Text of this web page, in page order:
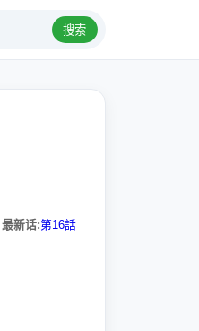
搜索
最新话:第16話